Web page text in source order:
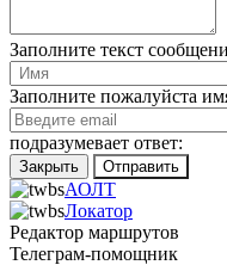
Заполните текст
Заполните пожалуйста
подразумевает ответ:
Закрыть Отправить
АОЛТ
Локатор
Редактор маршрутов
Телеграм-помощник